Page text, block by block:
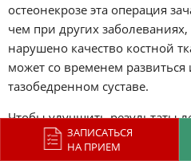
ЗАПИСАТЬСЯ
НА ПРИЕМ
остеонекрозе эта операция
чем при других
нарушено качество костной
может со временем развиться
тазобедренном суставе.
Чтобы улучшить результаты
службы протеза,
после этапа консервативной